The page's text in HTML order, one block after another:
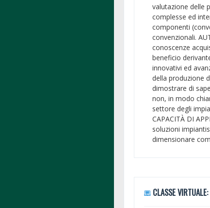
valutazione delle
complesse ed
componenti
convenzionali.
conoscenze
beneficio
innovativi ed
della produzione
dimostrare di
non, in modo
settore degli
CAPACITÀ DI
soluzioni
dimensionare
CLASSE VIRTUALE: